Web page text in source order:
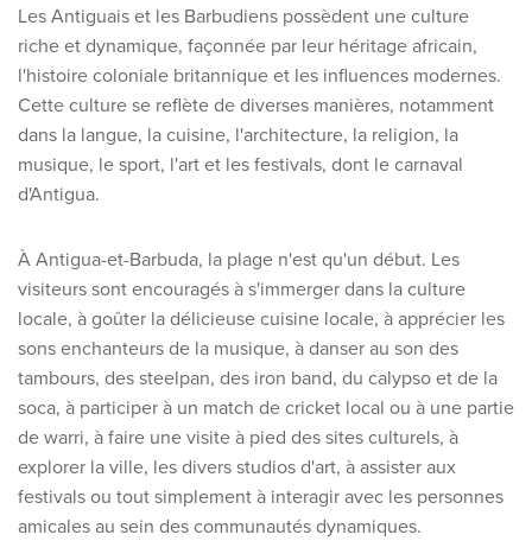
Voir toutes les promotions
À propos de Travelworld
Qui sommes-nous ?
Pourquoi Travelworld
Contactez nous
Nos agences de voyage
Liens utiles
Postes vacants
Conditions
Les Antiguais et les Barbudiens possèdent une culture
riche et dynamique, façonnée par leur héritage africain,
l'histoire coloniale britannique et les influences modernes.
Cette culture se reflète de diverses manières, notamment
dans la langue, la cuisine, l'architecture, la religion, la
musique, le sport, l'art et les festivals, dont le carnaval
d'Antigua.
À Antigua-et-Barbuda, la plage n'est qu'un début. Les
visiteurs sont encouragés à s'immerger dans la culture
locale, à goûter la délicieuse cuisine locale, à apprécier les
sons enchanteurs de la musique, à danser au son des
tambours, des steelpan, des iron band, du calypso et de la
soca, à participer à un match de cricket local ou à une partie
de warri, à faire une visite à pied des sites culturels, à
explorer la ville, les divers studios d'art, à assister aux
festivals ou tout simplement à interagir avec les personnes
amicales au sein des communautés dynamiques.